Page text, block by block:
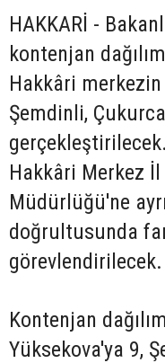
HAKKARİ -
kontenjan
Hakkâri merkezin
Şemdinli,
Hakkâri Merkez İl
Müdürlüğü'ne
doğrultusunda
görevlendirilecek.
Kontenjan
Yüksekova'ya 9,